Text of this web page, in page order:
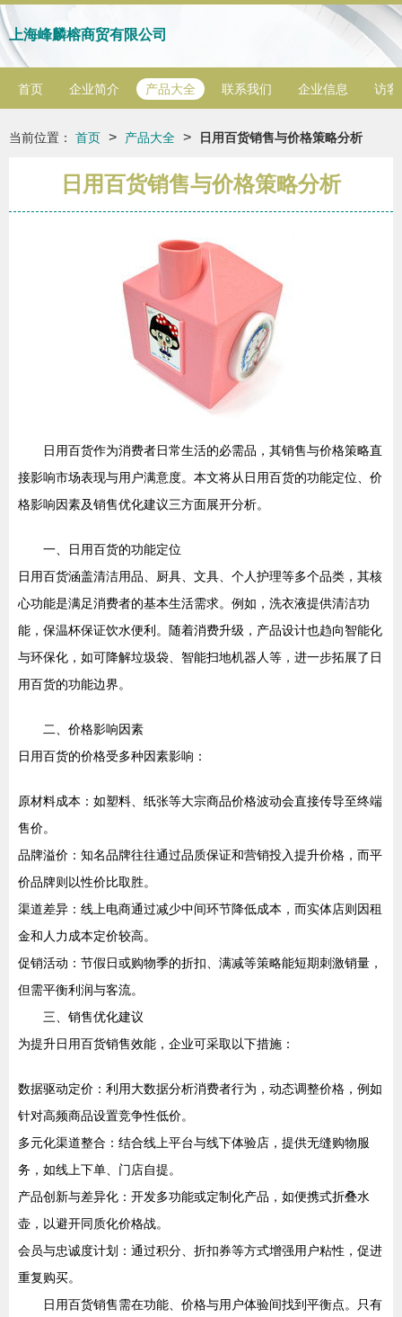
上海峰麟榕商贸有限公司
首页 企业简介 产品大全 联系我们 企业信息 访客
当前位置： 首页 > 产品大全 > 日用百货销售与价格策略分析
日用百货销售与价格策略分析
日用百货作为消费者日常生活的必需品，其销售与价格策略直
接影响市场表现与用户满意度。本文将从日用百货的功能定位、价
格影响因素及销售优化建议三方面展开分析。
一、日用百货的功能定位
日用百货涵盖清洁用品、厨具、文具、个人护理等多个品类，其核
心功能是满足消费者的基本生活需求。例如，洗衣液提供清洁功
能，保温杯保证饮水便利。随着消费升级，产品设计也趋向智能化
与环保化，如可降解垃圾袋、智能扫地机器人等，进一步拓展了日
用百货的功能边界。
二、价格影响因素
日用百货的价格受多种因素影响：
原材料成本：如塑料、纸张等大宗商品价格波动会直接传导至终端
售价。
品牌溢价：知名品牌往往通过品质保证和营销投入提升价格，而平
价品牌则以性价比取胜。
渠道差异：线上电商通过减少中间环节降低成本，而实体店则因租
金和人力成本定价较高。
促销活动：节假日或购物季的折扣、满减等策略能短期刺激销量，
但需平衡利润与客流。
三、销售优化建议
为提升日用百货销售效能，企业可采取以下措施：
数据驱动定价：利用大数据分析消费者行为，动态调整价格，例如
针对高频商品设置竞争性低价。
多元化渠道整合：结合线上平台与线下体验店，提供无缝购物服
务，如线上下单、门店自提。
产品创新与差异化：开发多功能或定制化产品，如便携式折叠水
壶，以避开同质化价格战。
会员与忠诚度计划：通过积分、折扣券等方式增强用户粘性，促进
重复购买。
日用百货销售需在功能、价格与用户体验间找到平衡点。只有